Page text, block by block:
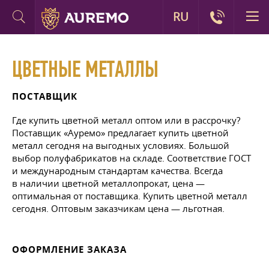
ЦВЕТНЫЕ МЕТАЛЛЫ
ПОСТАВЩИК
Где купить цветной металл оптом или в рассрочку?
Поставщик «Ауремо» предлагает купить цветной
металл сегодня на выгодных условиях. Большой
выбор полуфабрикатов на складе. Соответствие ГОСТ
и международным стандартам качества. Всегда
в наличии цветной металлопрокат, цена —
оптимальная от поставщика. Купить цветной металл
сегодня. Оптовым заказчикам цена — льготная.
ОФОРМЛЕНИЕ ЗАКАЗА
RU